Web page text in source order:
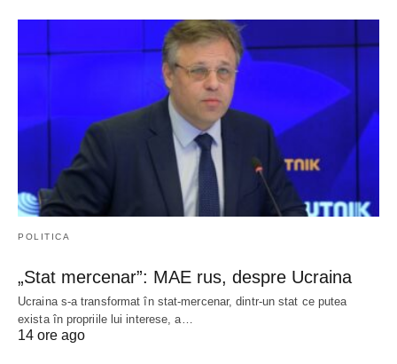
POLITICA
„Stat mercenar”: MAE rus, despre Ucraina
Ucraina s-a transformat în stat-mercenar, dintr-un stat ce putea
exista în propriile lui interese, a…
14 ore ago